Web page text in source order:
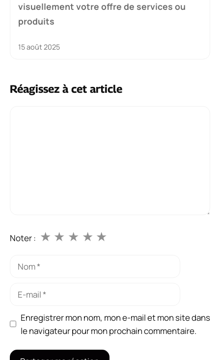
visuellement votre offre de services ou
produits
15 août 2025
Réagissez à cet article
Noter : ★
★
★
★
★
Nom
Enregistrer mon nom, mon e-mail et mon site dans
le navigateur pour mon prochain commentaire.